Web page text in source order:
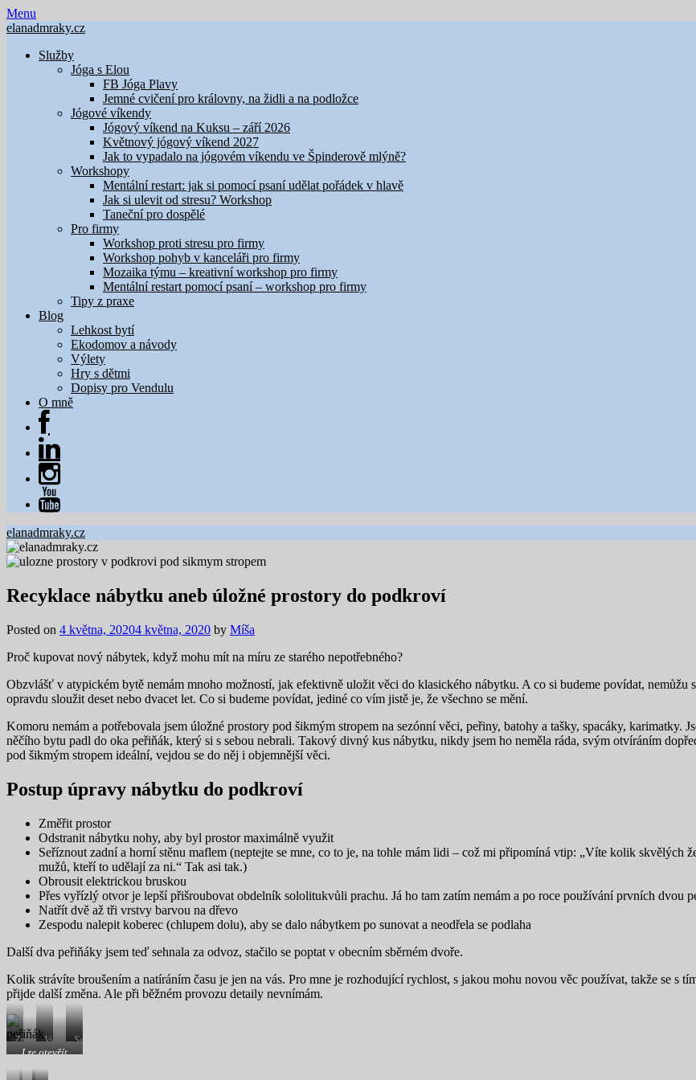
Skip
to
Menu
elanadmraky.cz
Služby
Jóga s Elou
FB Jóga Plavy
Jemné cvičení pro královny, na židli a na podložce
Jógové víkendy
Jógový víkend na Kuksu – září 2026
Květnový jógový víkend 2027
Jak to vypadalo na jógovém víkendu ve Špinderově mlýně?
Workshopy
Mentální restart: jak si pomocí psaní udělat pořádek v hlavě
Jak si ulevit od stresu? Workshop
Taneční pro dospělé
Pro firmy
Workshop proti stresu pro firmy
Workshop pohyb v kanceláři pro firmy
Mozaika týmu – kreativní workshop pro firmy
Mentální restart pomocí psaní – workshop pro firmy
Tipy z praxe
Blog
Lehkost bytí
Ekodomov a návody
Výlety
Hry s dětmi
Dopisy pro Vendulu
O mně
elanadmraky.cz
Recyklace nábytku aneb úložné prostory do podkroví
Posted on 4 května, 20204 května, 2020 by Míša
Proč kupovat nový nábytek, když mohu mít na míru ze starého nepotřebného?
Obzvlášť v atypickém bytě nemám mnoho možností, jak efektivně uložit věci do klasického nábytku. A co si budeme povídat,
opravdu sloužit deset nebo dvacet let. Co si budeme povídat, jediné co vím jistě je, že všechno se mění.
Komoru nemám a potřebovala jsem úložné prostory pod šikmým stropem na sezónní věci, peřiny, batohy a tašky, spacáky,
něčího bytu padl do oka peřiňák, který si s sebou nebrali. Takový divný kus nábytku, nikdy jsem ho neměla ráda, svým otvíráním
pod šikmým stropem ideální, vejdou se do něj i objemnější věci.
Postup úpravy nábytku do podkroví
Změřit prostor
Odstranit nábytku nohy, aby byl prostor maximálně využit
Seříznout zadní a horní stěnu maflem (neptejte se mne, co to je, na tohle mám lidi – což mi připomíná vtip: „Víte kolik skvělých
mužů, kteří to udělají za ni.“ Tak asi tak.)
Obrousit elektrickou bruskou
Přes vyřízlý otvor je lepší přišroubovat obdelník sololitukvůli prachu. Já ho tam zatím nemám a po roce používání prvních dvou
Natřít dvě až tři vrstvy barvou na dřevo
Zespodu nalepit koberec (chlupem dolu), aby se dalo nábytkem po sunovat a neodřela se podlaha
Další dva peřiňáky jsem teď sehnala za odvoz, stačilo se poptat v obecním sběrném dvoře.
Kolik strávíte broušením a natíráním času je jen na vás. Pro mne je rozhodující rychlost, s jakou mohu novou věc používat, takže se s
přijde další změna. Ale při běžném provozu detaily nevnímám.
ZměřitVyužití
prostoru
šikmým
Sezónní
Lze otevřít
dopředu.